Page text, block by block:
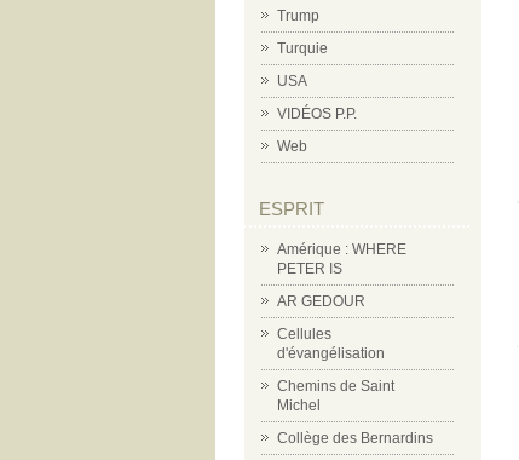
Trump
Turquie
USA
VIDÉOS P.P.
Web
ESPRIT
Amérique : WHERE
PETER IS
AR GEDOUR
Cellules
d'évangélisation
Chemins de Saint
Michel
Collège des Bernardins